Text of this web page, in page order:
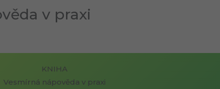
v praxi
KNIHA
Vesmírná nápověda v praxi